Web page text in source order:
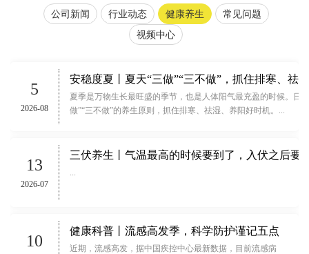
公司新闻 行业动态 健康养生
常见问题
视频中心
5
2026-08
安稳度夏丨夏天“三做”“三不做”，抓住排寒、祛
夏季是万物生长最旺盛的季节，也是人体阳气最充盈的时候。日
做”“三不做”的养生原则，抓住排寒、祛湿、养阳好时机。...
13
2026-07
三伏养生丨气温最高的时候要到了，入伏之后要
10
健康科普丨流感高发季，科学防护谨记五点
近期，流感高发，据中国疾控中心最新数据，目前流感病